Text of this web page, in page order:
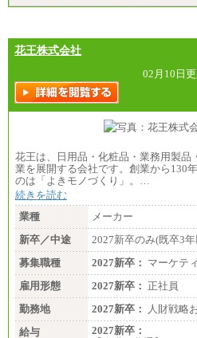
花王株式会社
02月10日
花王は、日用品・化粧品・業務用製品
業を展開する会社です。創業から130
のは「よきモノづくり」。…
続きを読む
業種
メーカー
新卒／中途
2027新卒のみ(既卒3
募集職種
2027新卒： マーケ
雇用形態
2027新卒： 正社員
勤務地
2027新卒：
人財戦略
給与
2027新卒：